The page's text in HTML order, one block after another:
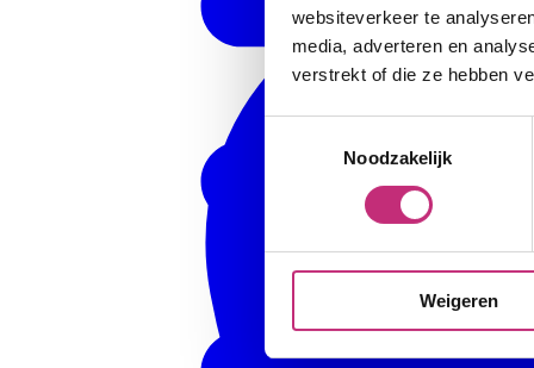
websiteverkeer te
media, adverteren en
verstrekt of die ze hebben
Noodzakelijk
Weigeren